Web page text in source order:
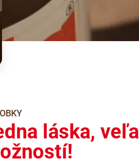
láska, veľa